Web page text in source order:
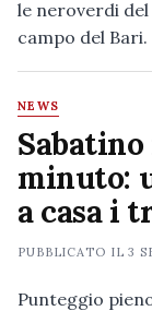
le neroverdi del
campo del
NEWS
minuto:
a casa i
PUBBLICATO IL3
Punteggio